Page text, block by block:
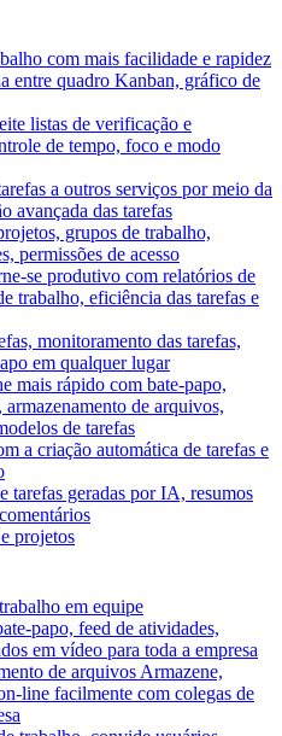
com mais facilidade e rapidez
entre quadro Kanban, gráfico de
listas de verificação e
de tempo, foco e modo
a outros serviços por meio da
avançada das tarefas
grupos de trabalho,
permissões de acesso
se produtivo com relatórios de
trabalho, eficiência das tarefas e
monitoramento das tarefas,
em qualquer lugar
mais rápido com bate-papo,
de arquivos,
de tarefas
a criação automática de tarefas e
tarefas geradas por IA, resumos
projetos
em equipe
papo, feed de atividades,
em vídeo para toda a empresa
de arquivos Armazene,
line facilmente com colegas de